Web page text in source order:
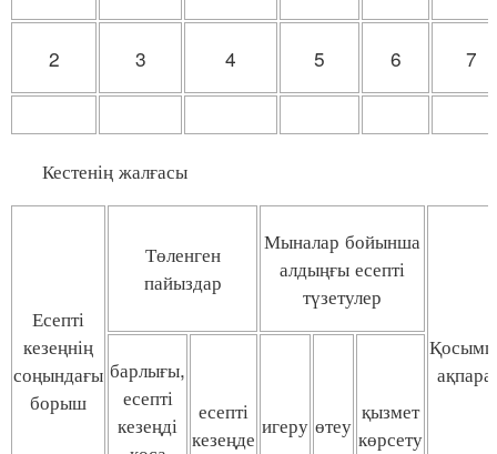
2 3 4 5 6 7
Кестенің жалғасы
Есепті
кезеңнің
соңындағы
борыш
Төленген
пайыздар
Мыналар бойынша
алдыңғы есепті
түзетулер
барлығы,
есепті
кезеңді
есепті
кезеңде игеру өтеу
қызмет
көрсету